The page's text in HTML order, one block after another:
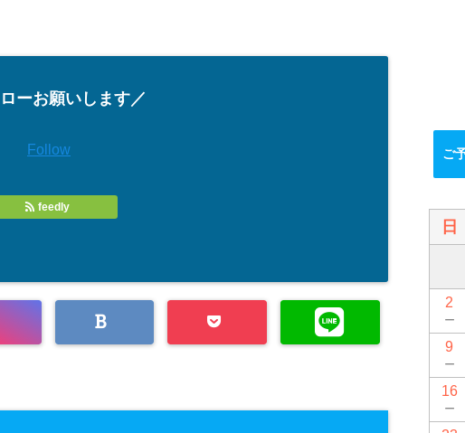
ーお願いします／
Follow
feedly
ご
日
2
－
9
－
16
－